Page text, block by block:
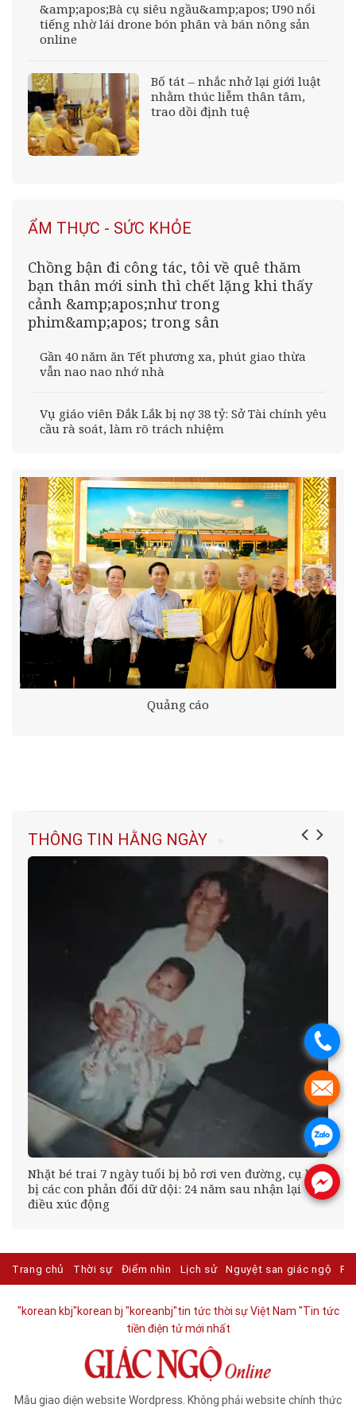
&amp;apos;Bà cụ siêu ngầu&amp;apos; U90 nổi
tiếng nhờ lái drone bón phân và bán nông sản
online
Bố tát – nhắc nhở lại giới luật
nhằm thúc liễm thân tâm,
trao dồi định tuệ
ẨM THỰC - SỨC KHỎE
Chồng bận đi công tác, tôi về quê thăm
bạn thân mới sinh thì chết lặng khi thấy
cảnh &amp;apos;như trong
phim&amp;apos; trong sân
Gần 40 năm ăn Tết phương xa, phút giao thừa
vẫn nao nao nhớ nhà
Vụ giáo viên Đắk Lắk bị nợ 38 tỷ: Sở Tài chính yêu
cầu rà soát, làm rõ trách nhiệm
Quảng cáo
THÔNG TIN HẰNG NGÀY
Nhặt bé trai 7 ngày tuổi bị bỏ rơi ven đường, cụ bà
bị các con phản đối dữ dội: 24 năm sau nhận lại
điều xúc động
Trang chủ Thời sự Điểm nhìn Lịch sử Nguyệt san giác ngộ
"korean kbj​"korean bj "koreanbj​"tin tức thời sự Việt Nam "Tin tức
tiền điện tử mới nhất​
Mẫu giao diện website Wordpress. Không phải website chính thức
.
.
.
.